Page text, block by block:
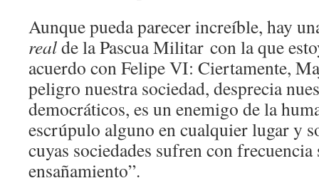
Aunque pueda parecer increíble, hay
realde la Pascua Militar con la que
acuerdo con Felipe VI: Ciertamente,
peligro nuestra sociedad, desprecia
democráticos, es un enemigo de la
escrúpulo alguno en cualquier lugar y
cuyas sociedades sufren con
ensañamiento”.